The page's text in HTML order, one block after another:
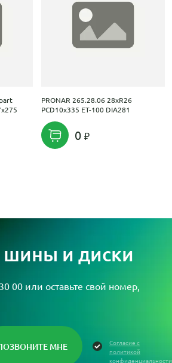
PRONAR 265.28.06 28xR26
PCD10x335 ET-100 DIA281
0
и диски
00 или оставьте свой номер,
Согласие с
политикой
конфиденциальности